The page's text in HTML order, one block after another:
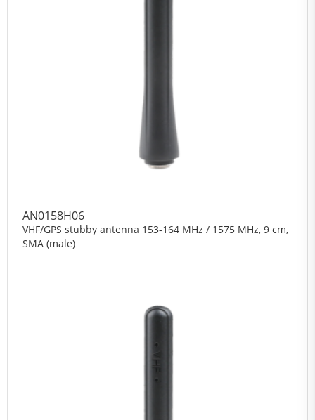
AN0158H06
VHF/GPS stubby antenna 153-164 MHz / 1575 MHz, 9 cm,
SMA (male)